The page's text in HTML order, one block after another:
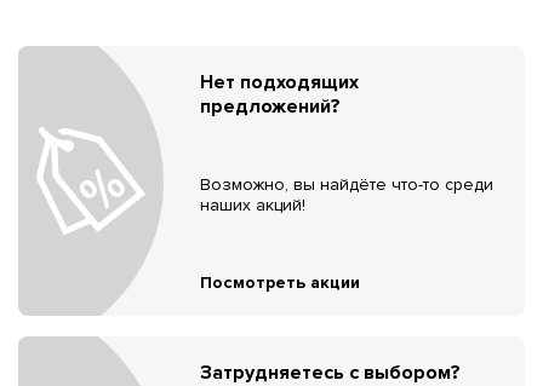
Нет подходящих
предложений?
Возможно, вы найдёте что-то среди
наших акций!
Посмотреть акции
Затрудняетесь с выбором?